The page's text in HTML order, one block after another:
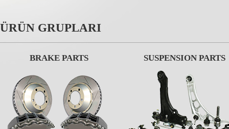
ÜRÜN GRUPLARI
BRAKE PARTS SUSPENSION PARTS